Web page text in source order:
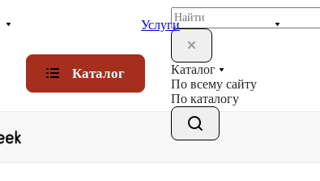
Услуги
Каталог
Каталог
По всему сайту
По каталогу